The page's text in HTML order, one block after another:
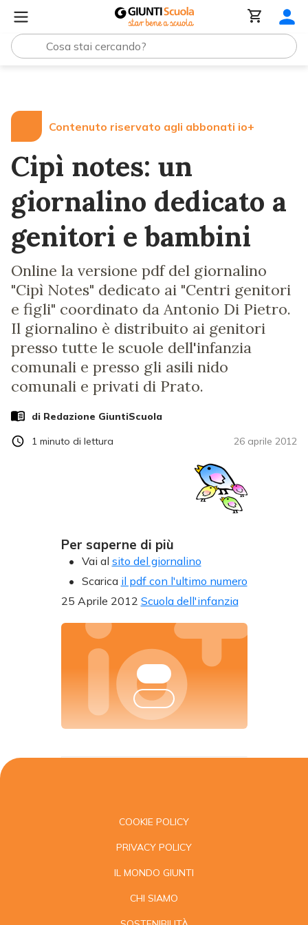
Contenuto riservato agli abbonati io+
Cipì notes: un
giornalino dedicato a
genitori e bambini
Online la versione pdf del giornalino
"Cipì Notes" dedicato ai "Centri genitori
e figli" coordinato da Antonio Di Pietro.
Il giornalino è distribuito ai genitori
presso tutte le scuole dell'infanzia
comunali e presso gli asili nido
comunali e privati di Prato.
di Redazione GiuntiScuola
26 aprile 2012
1 minuto di lettura
Per saperne di più
Vai al sito del giornalino
Scarica il pdf con l'ultimo numero
25 Aprile 2012 Scuola dell'infanzia
COOKIE POLICY
PRIVACY POLICY
IL MONDO GIUNTI
CHI SIAMO